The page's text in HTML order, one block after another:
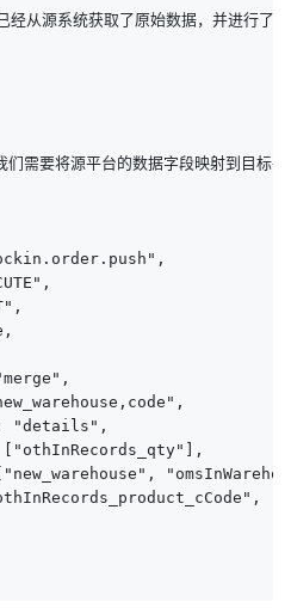
经从源系统获取了原始数据，并进行了
需要将源平台的数据字段映射到目标
"details",